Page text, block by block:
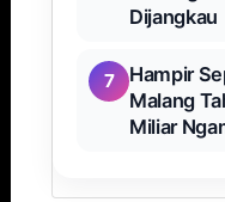
Dijangkau
7
Hampir
Malang
Miliar